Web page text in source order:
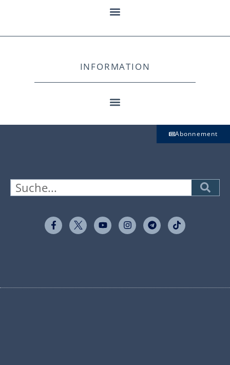
INFORMATION
Abonnement